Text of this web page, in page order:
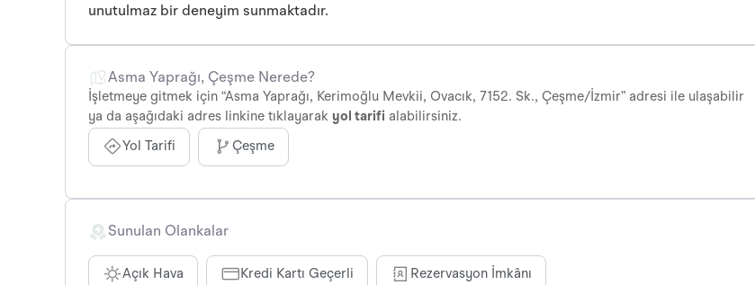
unutulmaz bir deneyim sunmaktadır.
Asma Yaprağı, Çeşme Nerede?
İşletmeye gitmek için “Asma Yaprağı, Kerimoğlu Mevkii, Ovacık, 7152. Sk., Çeşme/İzmir” adresi ile ulaşabilir
ya da aşağıdaki adres linkine tıklayarak yol tarifi alabilirsiniz.
Yol Tarifi Çeşme
Sunulan Olankalar
Açık Hava Kredi Kartı Geçerli Rezervasyon İmkânı